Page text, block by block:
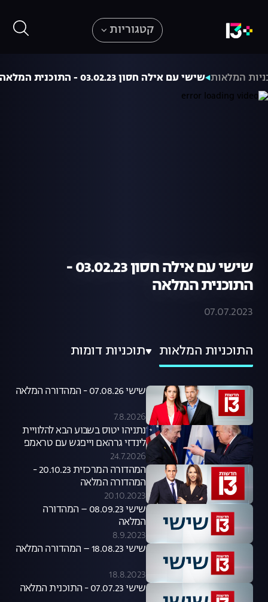
קטגוריות
המלאות שישי עם אילה חסון 03.02.23 - התוכנית המלאה
שישי עם אילה חסון 03.02.23 -
התוכנית המלאה
07.07.2023
התוכניות המלאות תוכניות דומות
שישי 07.08.26 - המהדורה המלאה
7.8.2026
נתניהו יטוס בשבוע הבא להלוויית
לינדזי גרהאם וייפגש עם טראמפ
24.7.2026
המהדורה המרכזית 20.10.23 -
המהדורה המלאה
20.10.2023
שישי 08.09.23 – המהדורה
המלאה
8.9.2023
שישי 18.08.23 – המהדורה המלאה
18.8.2023
שישי 07.07.23 - התוכנית המלאה